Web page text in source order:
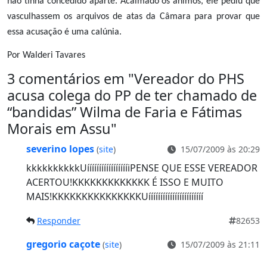
vasculhassem os arquivos de atas da Câmara para provar que
essa acusação é uma calúnia.
Por Walderi Tavares
3 comentários em "Vereador do PHS
acusa colega do PP de ter chamado de
“bandidas” Wilma de Faria e Fátimas
Morais em Assu"
severino lopes (site) 15/07/2009 às 20:29
kkkkkkkkkkUíííííííííííííííííiPENSE QUE ESSE VEREADOR
ACERTOU!KKKKKKKKKKKKK É ISSO E MUITO
MAIS!KKKKKKKKKKKKKKKUííííííííííííííííííííííí
Responder 82653
gregorio caçote (site) 15/07/2009 às 21:11